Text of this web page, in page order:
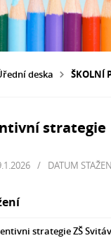
deska ŠKOLNÍ
strategie
/ DATUM
strategie ZŠ